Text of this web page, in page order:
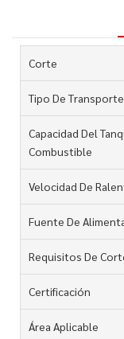
Corte
Tipo De Transporte
Capacidad Del
Combustible
Velocidad De
Fuente De
Requisitos De
Certificación
Área Aplicable